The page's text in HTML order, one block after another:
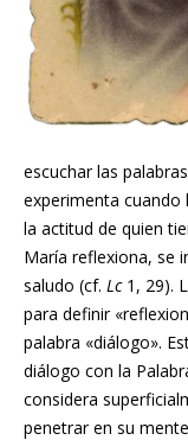
escuchar las
experimenta
la actitud de quien
María reflexiona, se
saludo (cf. Lc1, 29).
para definir
palabra «diálogo».
diálogo con la
considera
penetrar en su